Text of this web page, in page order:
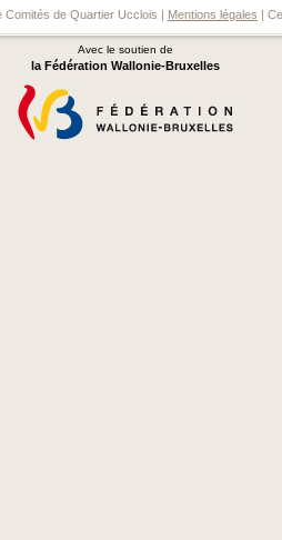
de Quartier Ucclois | Mentions légales |
Avec le soutien de
la Fédération Wallonie-Bruxelles